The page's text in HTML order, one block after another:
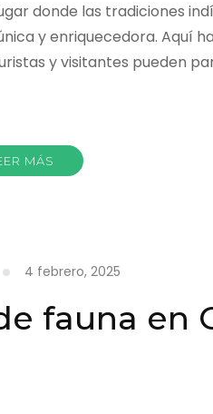
donde las tradiciones
y enriquecedora. Aquí
y visitantes pueden
MÁS
4 febrero, 2025
fauna en